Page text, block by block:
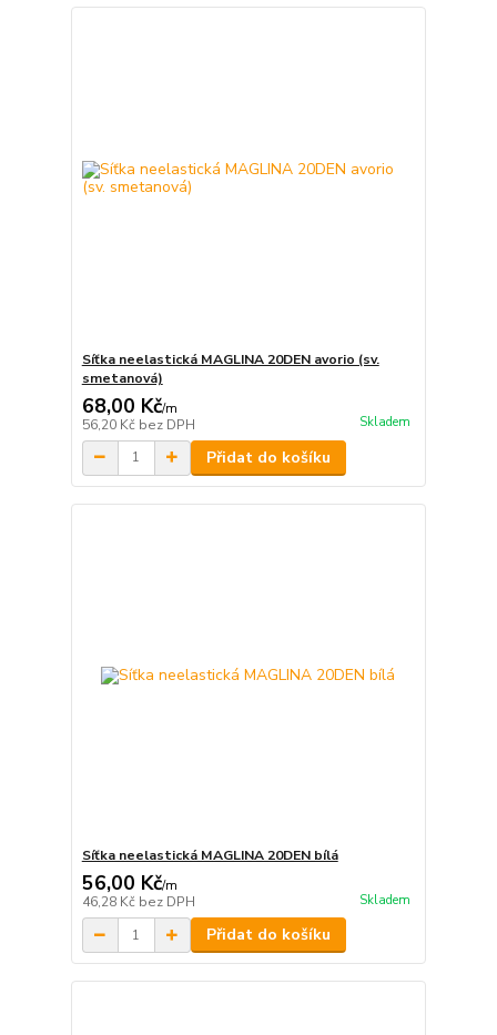
Síťka neelastická MAGLINA 20DEN avorio (sv.
smetanová)
68,00 Kč/m
56,20 Kč bez DPH Skladem
Přidat do košíku
Síťka neelastická MAGLINA 20DEN bílá
56,00 Kč/m
46,28 Kč bez DPH Skladem
Přidat do košíku